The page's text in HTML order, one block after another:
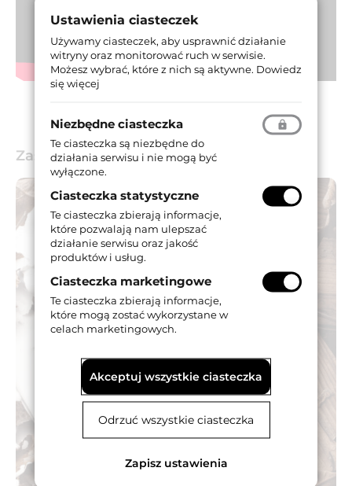
Zastosowanie
Ustawienia ciasteczek
Używamy ciasteczek, aby usprawnić działanie
witryny oraz monitorować ruch w serwisie.
Możesz wybrać, które z nich są aktywne. Dowiedz
się więcej
Niezbędne ciasteczka
Te ciasteczka są niezbędne do
działania serwisu i nie mogą być
wyłączone.
Ciasteczka statystyczne
Te ciasteczka zbierają informacje,
które pozwalają nam ulepszać
działanie serwisu oraz jakość
produktów i usług.
Ciasteczka marketingowe
Te ciasteczka zbierają informacje,
które mogą zostać wykorzystane w
celach marketingowych.
Akceptuj wszystkie ciasteczka
Odrzuć wszystkie ciasteczka
Zapisz ustawienia